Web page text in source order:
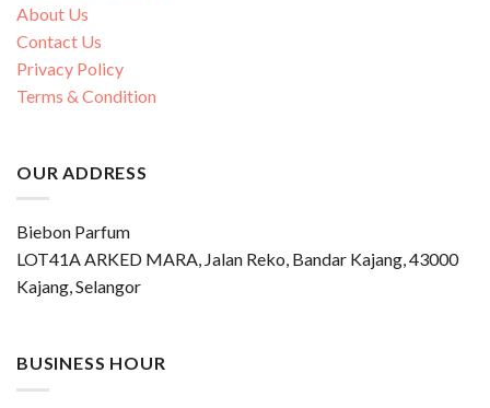
About Us
Contact Us
Privacy Policy
Terms & Condition
OUR ADDRESS
Biebon Parfum
LOT41A ARKED MARA, Jalan Reko, Bandar Kajang, 43000
Kajang, Selangor
BUSINESS HOUR